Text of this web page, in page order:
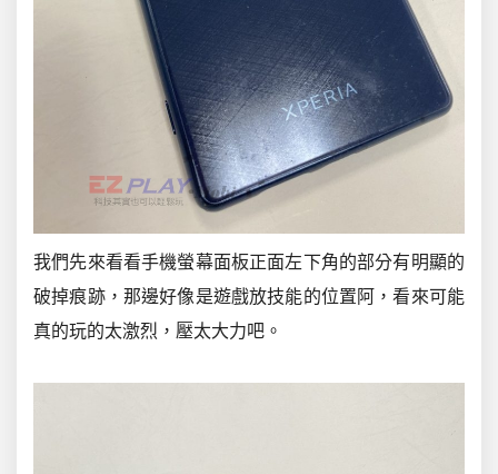
我們先來看看手機螢幕面板正面左下角的部分有明顯的
破掉痕跡，那邊好像是遊戲放技能的位置阿，看來可能
真的玩的太激烈，壓太大力吧。